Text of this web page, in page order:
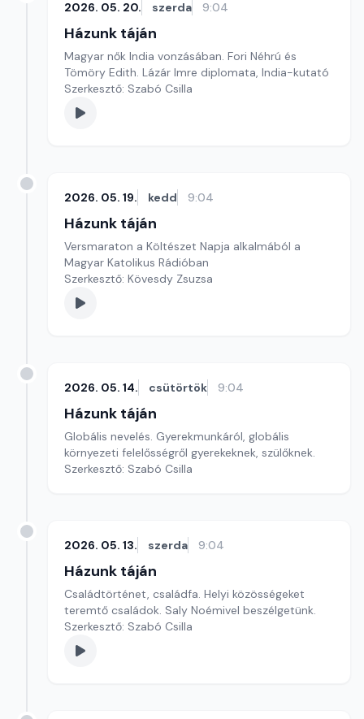
2026. 05. 20. szerda 9:04
Házunk táján
Magyar nők India vonzásában. Fori Néhrú és
Tömöry Edith. Lázár Imre diplomata, India-kutató
Szerkesztő: Szabó Csilla
2026. 05. 19. kedd 9:04
Házunk táján
Versmaraton a Költészet Napja alkalmából a
Magyar Katolikus Rádióban
Szerkesztő: Kövesdy Zsuzsa
2026. 05. 14. csütörtök 9:04
Házunk táján
Globális nevelés. Gyerekmunkáról, globális
környezeti felelősségről gyerekeknek, szülőknek.
Szerkesztő: Szabó Csilla
2026. 05. 13. szerda 9:04
Házunk táján
Családtörténet, családfa. Helyi közösségeket
teremtő családok. Saly Noémivel beszélgetünk.
Szerkesztő: Szabó Csilla